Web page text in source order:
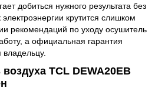
добиться нужного результата без
крутится слишком
рекомендаций по уходу осушитель
а официальная гарантия
владельцу.
TCL DEWA20EB